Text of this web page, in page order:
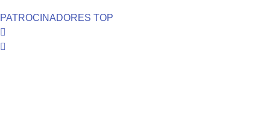
PATROCINADORES TOP